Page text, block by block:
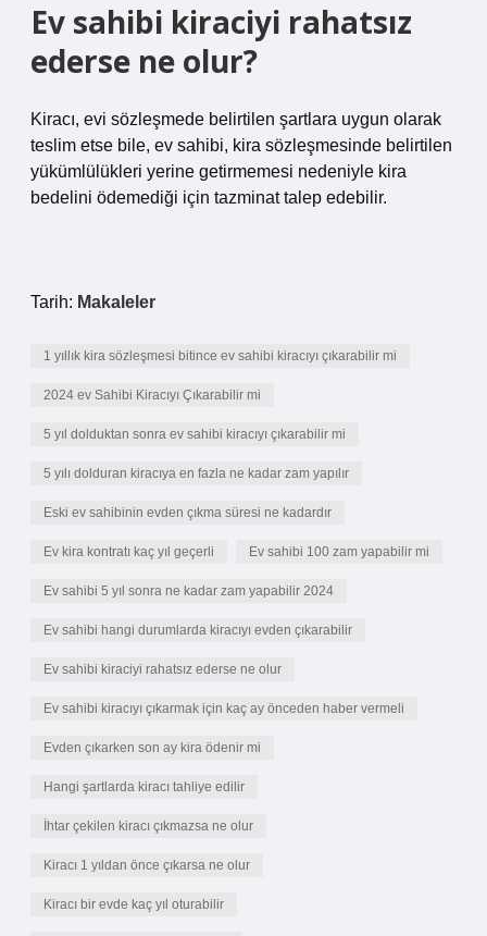
Ev sahibi kiraciyi rahatsız
ederse ne olur?
Kiracı, evi sözleşmede belirtilen şartlara uygun olarak
teslim etse bile, ev sahibi, kira sözleşmesinde belirtilen
yükümlülükleri yerine getirmemesi nedeniyle kira
bedelini ödemediği için tazminat talep edebilir.
Tarih: Makaleler
1 yıllık kira sözleşmesi bitince ev sahibi kiracıyı çıkarabilir mi
2024 ev Sahibi Kiracıyı Çıkarabilir mi
5 yıl dolduktan sonra ev sahibi kiracıyı çıkarabilir mi
5 yılı dolduran kiracıya en fazla ne kadar zam yapılır
Eski ev sahibinin evden çıkma süresi ne kadardır
Ev kira kontratı kaç yıl geçerli Ev sahibi 100 zam yapabilir mi
Ev sahibi 5 yıl sonra ne kadar zam yapabilir 2024
Ev sahibi hangi durumlarda kiracıyı evden çıkarabilir
Ev sahibi kiraciyi rahatsız ederse ne olur
Ev sahibi kiracıyı çıkarmak için kaç ay önceden haber vermeli
Evden çıkarken son ay kira ödenir mi
Hangi şartlarda kiracı tahliye edilir
İhtar çekilen kiracı çıkmazsa ne olur
Kiracı 1 yıldan önce çıkarsa ne olur
Kiracı bir evde kaç yıl oturabilir